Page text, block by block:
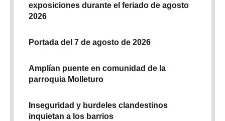
exposiciones durante el feriado de agosto
2026
Portada del 7 de agosto de 2026
Amplían puente en comunidad de la
parroquia Molleturo
Inseguridad y burdeles clandestinos
inquietan a los barrios